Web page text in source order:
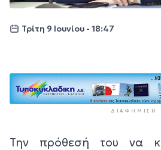
Τρίτη 9 Ιουνίου - 18:47
ΔΙΑΦΉΜΙΣΗ
Την πρόθεσή του να